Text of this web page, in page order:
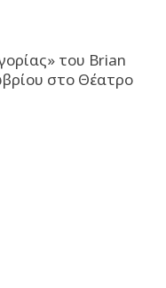
του Brian
στο Θέατρο